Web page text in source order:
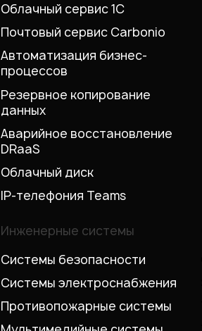
Облачный сервис 1С
Почтовый сервис Carbonio
Автоматизация бизнес-
процессов
Резервное копирование
данных
Аварийное восстановление
DRaaS
Облачный диск
IP-телефония Teams
Инженерные системы
Системы безопасности
Системы электроснабжения
Противопожарные системы